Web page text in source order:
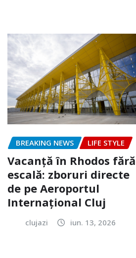
BREAKING NEWS LIFE STYLE
Vacanță în Rhodos fără
escală: zboruri directe
de pe Aeroportul
Internațional Cluj
clujazi iun. 13, 2026